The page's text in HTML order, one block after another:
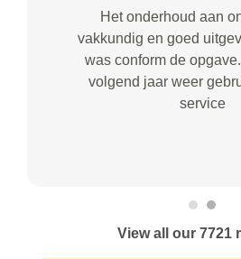
Het onderhoud aan
vakkundig en goed
was conform de
volgend jaar weer
service
View all our 7721